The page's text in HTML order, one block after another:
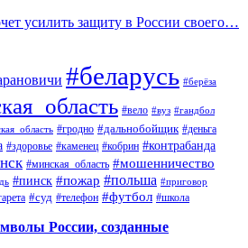
усилить защиту в России своего…
#беларусь #берёза
#вело #вуз #гандбол
#гродно #дальнобойщик #деньга
#здоровье #каменец #кобрин #контрабанда
#минская_область #мошенничество
#пинск #пожар #польша #приговор
#суд #телефон #футбол #школа
России, созданные